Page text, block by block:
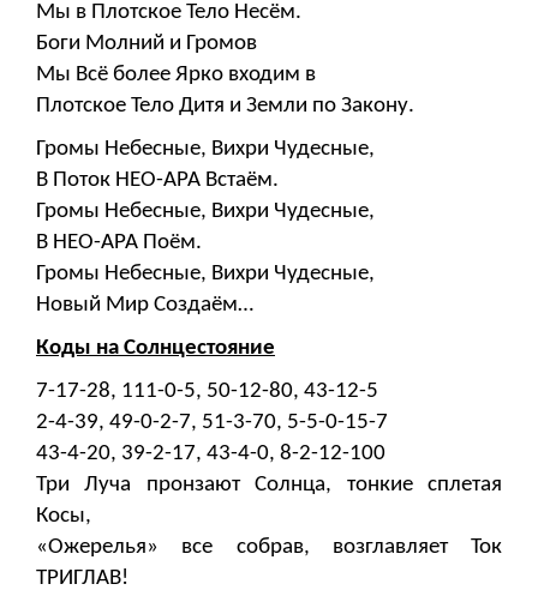
Мы в Плотское Тело Несём.
Боги Молний и Громов
Мы Всё более Ярко входим в
Плотское Тело Дитя и Земли по Закону.
Громы Небесные, Вихри Чудесные,
В Поток НЕО-АРА Встаём.
Громы Небесные, Вихри Чудесные,
В НЕО-АРА Поём.
Громы Небесные, Вихри Чудесные,
Новый Мир Создаём…
Коды на Солнцестояние
7-17-28, 111-0-5, 50-12-80, 43-12-5
2-4-39, 49-0-2-7, 51-3-70, 5-5-0-15-7
43-4-20, 39-2-17, 43-4-0, 8-2-12-100
Три Луча пронзают Солнца, тонкие сплетая
Косы,
«Ожерелья» все собрав, возглавляет Ток
ТРИГЛАВ!